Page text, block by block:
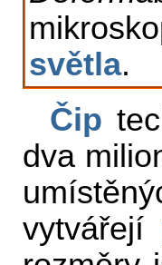
světla.
Čip
dva
vytvářejí